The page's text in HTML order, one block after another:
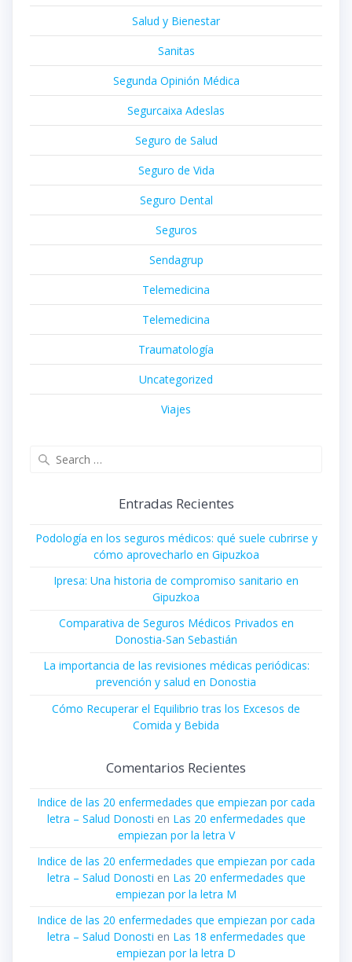
Salud y Bienestar
Sanitas
Segunda Opinión Médica
Segurcaixa Adeslas
Seguro de Salud
Seguro de Vida
Seguro Dental
Seguros
Sendagrup
Telemedicina
Telemedicina
Traumatología
Uncategorized
Viajes
Entradas Recientes
Podología en los seguros médicos: qué suele cubrirse y
cómo aprovecharlo en Gipuzkoa
Ipresa: Una historia de compromiso sanitario en
Gipuzkoa
Comparativa de Seguros Médicos Privados en
Donostia-San Sebastián
La importancia de las revisiones médicas periódicas:
prevención y salud en Donostia
Cómo Recuperar el Equilibrio tras los Excesos de
Comida y Bebida
Comentarios Recientes
Indice de las 20 enfermedades que empiezan por cada
letra – Salud Donosti en Las 20 enfermedades que
empiezan por la letra V
Indice de las 20 enfermedades que empiezan por cada
letra – Salud Donosti en Las 20 enfermedades que
empiezan por la letra M
Indice de las 20 enfermedades que empiezan por cada
letra – Salud Donosti en Las 18 enfermedades que
empiezan por la letra D